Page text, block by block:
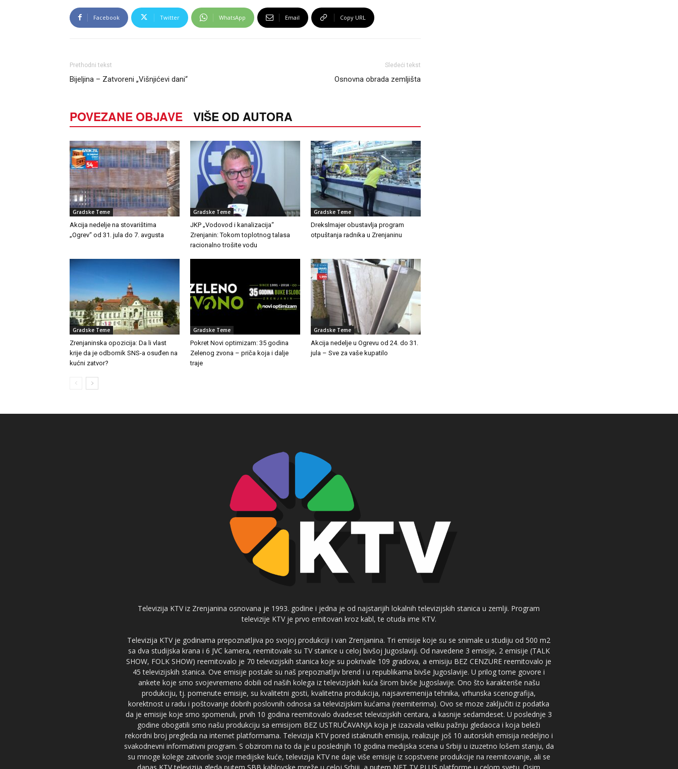
Facebook Twitter WhatsApp Email Copy URL
Prethodni tekst
Bijeljina – Zatvoreni „Višnjićevi dani“
Sledeći tekst
Osnovna obrada zemljišta
POVEZANE OBJAVE VIŠE OD AUTORA
Gradske Teme
Akcija nedelje na stovarištima
„Ogrev“ od 31. jula do 7. avgusta
Gradske Teme
JKP „Vodovod i kanalizacija“
Zrenjanin: Tokom toplotnog talasa
racionalno trošite vodu
Gradske Teme
Drekslmajer obustavlja program
otpuštanja radnika u Zrenjaninu
Gradske Teme
Zrenjaninska opozicija: Da li vlast
krije da je odbornik SNS-a osuđen na
kućni zatvor?
Gradske Teme
Pokret Novi optimizam: 35 godina
Zelenog zvona – priča koja i dalje
traje
Gradske Teme
Akcija nedelje u Ogrevu od 24. do 31.
jula – Sve za vaše kupatilo
Televizija KTV iz Zrenjanina osnovana je 1993. godine i jedna je od najstarijih lokalnih televizijskih stanica u zemlji. Program
televizije KTV je prvo emitovan kroz kabl, te otuda ime KTV.
Televizija KTV je godinama prepoznatljiva po svojoj produkciji i van Zrenjanina. Tri emisije koje su se snimale u studiju od 500 m2
sa dva studijska krana i 6 JVC kamera, reemitovale su TV stanice u celoj bivšoj Jugoslaviji. Od navedene 3 emisije, 2 emisije (TALK
SHOW, FOLK SHOW) reemitovalo je 70 televizijskih stanica koje su pokrivale 109 gradova, a emisiju BEZ CENZURE reemitovalo je
45 televizijskih stanica. Ove emisije postale su naš prepoznatljiv brend i u republikama bivše Jugoslavije. U prilog tome govore i
ankete koje smo svojevremeno dobili od naših kolega iz televizijskih kuća širom bivše Jugoslavije. Ono što karakteriše našu
produkciju, tj. pomenute emisije, su kvalitetni gosti, kvalitetna produkcija, najsavremenija tehnika, vrhunska scenografija,
korektnost u radu i poštovanje dobrih poslovnih odnosa sa televizijskim kućama (reemiterima). Ovo se moze zaključiti iz podatka
da je emisije koje smo spomenuli, prvih 10 godina reemitovalo dvadeset televizijskih centara, a kasnije sedamdeset. U poslednje 3
godine obogatili smo našu produkciju sa emisijom BEZ USTRUČAVANJA koja je izazvala veliku pažnju gledaoca i koja beleži
rekordni broj pregleda na internet platformama. Televizija KTV pored istaknutih emisija, realizuje još 10 autorskih emisija nedeljno i
svakodnevni informativni program. S obzirom na to da je u poslednjih 10 godina medijska scena u Srbiji u izuzetno lošem stanju, da
su mnoge kolege zatvorile svoje medijske kuće, televizija KTV ne daje više emisije iz sopstvene produkcije na reemitovanje, ali se
danas KTV televizija gleda putem SBB kablovske mreže u celoj Srbiji, a putem NET TV PLUS platforme u celom svetu. Osim